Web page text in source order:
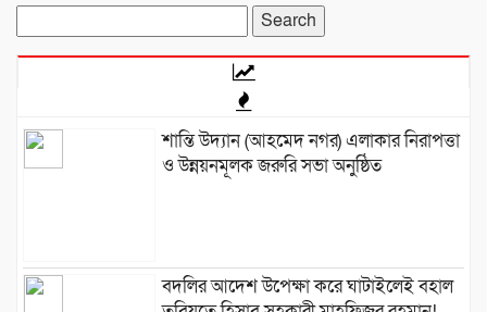
for:
শান্তি উদ্যান (আহমেদ নগর) এলাকার নিরাপত্তা
ও উন্নয়নমূলক জরুরি সভা অনুষ্ঠিত
বদলির আদেশ উপেক্ষা করে ঘাটাইলেই বহাল